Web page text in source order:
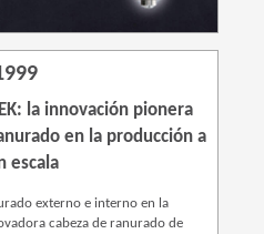
la innovación pionera
en la producción a
escala
externo e interno en la
cabeza de ranurado de